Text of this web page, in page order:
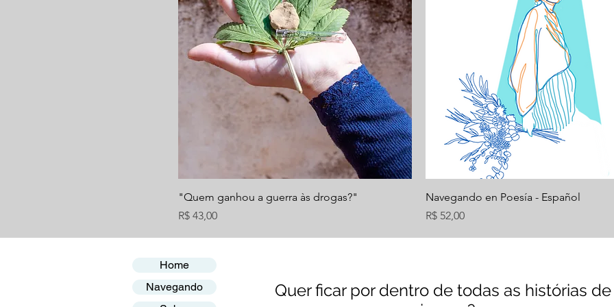
"Quem ganhou a guerra às drogas?"
Preço
R$ 43,00
Navegando en Poesía - Español
Preço
R$ 52,00
Home
Navegando
Quer ficar por dentro de todas as histórias de